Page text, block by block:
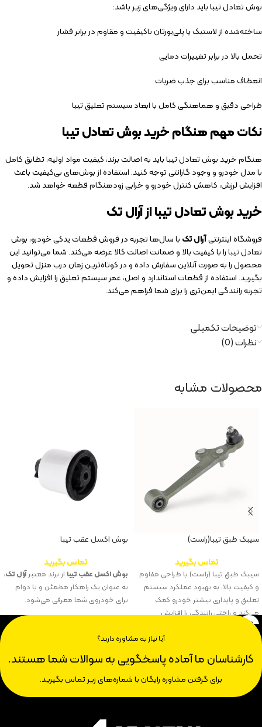
بوش تعادل تیبا باید دارای ویژگی‌های زیر باشد:
ساخته‌شده از لاستیک یا پلی‌یورتان باکیفیت و مقاوم در برابر فشار
تحمل بالا در برابر تغییرات دمایی
انعطاف مناسب برای جذب ضربات
طراحی دقیق و هماهنگی کامل با ابعاد سیستم تعلیق تیبا
نکات مهم هنگام خرید بوش تعادل تیبا
هنگام خرید بوش تعادل تیبا باید به اصالت برند، کیفیت مواد اولیه، تطابق کامل
با مدل خودرو و وجود گارانتی توجه کنید. استفاده از بوش‌های بی‌کیفیت باعث
افزایش لرزش، کاهش کنترل خودرو و خرابی زودهنگام قطعه خواهد شد.
خرید بوش تعادل تیبا از آرال تک
فروشگاه اینترنتیآرال تک با سال‌ها تجربه در فروش قطعات یدکی خودرو، بوش
تعادلتیبارا با کیفیت بالا و ضمانت اصالت کالا عرضه می‌کند. شما می‌توانید این
محصول را به صورت آنلاین سفارش داده و در کوتاه‌ترین زمان درب منزل تحویل
بگیرید. استفاده از قطعات استاندارد و اصل، عمر سیستم تعلیق را افزایش داده و
تجربه رانندگی ایمن‌تری را برای شما فراهم می‌کند.
توضیحات تکمیلی
نظرات (0)
محصولات مشابه
سیبک طبق تیبا(راست)
تماس بگیرید
سیبک طبق تیبا (راست) با طراحی مقاوم
و کیفیت بالا، به بهبود عملکرد سیستم
تعلیق و پایداری بیشتر خودرو کمک
می‌کند و راحتی رانندگی را افزایش
می‌دهد.
بوش اکسل عقب تیبا
تماس بگیرید
بوش اکسل عقب تیبا از برند معتبرآرال تک،
به عنوان یک راهکار مطمئن و با دوام
برای خودروی شما معرفی می‌شود.
آیا نیاز به مشاوره دارید؟
کارشناسان ما آماده پاسخگویی به سوالات شما هستند.
برای گرفتن مشاوره رایگان با شماره‌های زیر تماس بگیرید.